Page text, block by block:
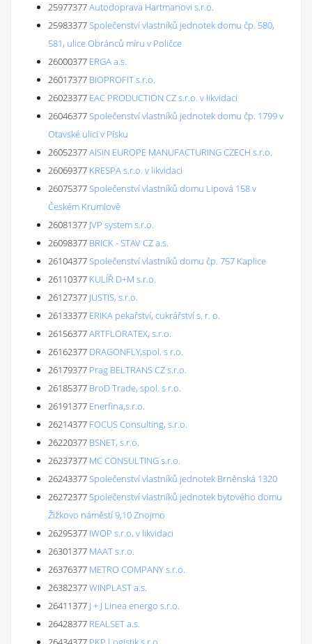
25977377Autodoprava Hartmanovi s.r.o.
25983377Společenství vlastníků jednotek domu čp. 580,
581, ulice Obránců míru v Poličce
26000377 ERGA a.s.
26017377 BIOPROFIT s.r.o.
26023377 EAC PRODUCTION CZ s.r.o. v likvidaci
26046377Společenství vlastníků jednotek domu čp. 1799 v
Otavské ulici v Písku
26052377AISIN EUROPE MANUFACTURING CZECH s.r.o.
26069377 KRESPA s.r.o. v likvidaci
26075377Společenství vlastníků domu Lipová 158 v
Českém Krumlově
26081377 JVP system s.r.o.
26098377 BRICK - STAV CZ a.s.
26104377Společenství vlastníků domu čp. 757 Kaplice
26110377 KULÍŘ D+M s.r.o.
26127377 JUSTIS, s.r.o.
26133377 ERIKA pekařství, cukrářství s. r. o.
26156377ARTFLORATEX, s.r.o.
26162377 DRAGONFLY,spol. s r.o.
26179377 Prag BELTRANS CZ s.r.o.
26185377 BroD Trade, spol. s r.o.
26191377 Enerfina,s.r.o.
26214377 FOCUS Consulting, s.r.o.
26220377 BSNET, s.r.o.
26237377 MC CONSULTING s.r.o.
26243377Společenství vlastníků jednotek Brněnská 1320
26272377Společenství vlastníků jednotek bytového domu
Žižkovo náměstí 9,10 Znojmo
26295377 IWOP s.r.o. v likvidaci
26301377 MAAT s.r.o.
26376377 METRO COMPANY s.r.o.
26382377WINPLAST a.s.
26411377 J + J Linea energo s.r.o.
26428377 REALSET a.s.